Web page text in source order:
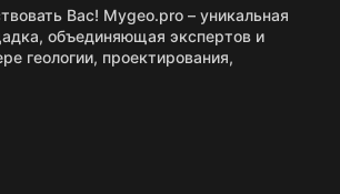
Вас! Mygeo.pro – уникальная
объединяющая экспертов и
геологии, проектирования,